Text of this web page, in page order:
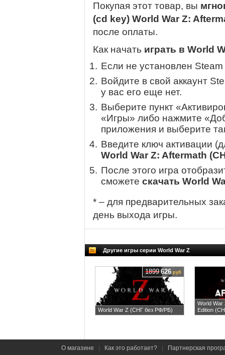
Покупая этот товар, вы
(cd key) World War Z:
после оплаты.
Как начать играть в World
Если не установлен
Войдите в свой аккаунт
у вас его еще нет.
Выберите пункт
«Игры» либо нажмите
приложения и выберите
Введите ключ активации
World War Z: Aftermath
После этого игра
сможете скачать World
* – для предварительных
день выхода игры.
Другие игры серии World War Z
World War Z (СНГ без РФ/РБ)
1899 626 руб
World War
Edition
О магазине Как это работает? Партнерская